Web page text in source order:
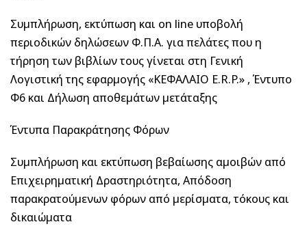
Συμπλήρωση, εκτύπωση και on line υποβολή
περιοδικών δηλώσεων Φ.Π.Α. για πελάτες που η
τήρηση των βιβλίων τους γίνεται στη Γενική
Λογιστική της εφαρμογής «ΚΕΦΑΛΑΙΟ E.R.P.» , Έντυπο
Φ6 και Δήλωση αποθεμάτων μετάταξης
Έντυπα Παρακράτησης Φόρων
Συμπλήρωση και εκτύπωση βεβαίωσης αμοιβών από
Επιχειρηματική Δραστηριότητα, Απόδοση
παρακρατούμενων φόρων από μερίσματα, τόκους και
δικαιώματα